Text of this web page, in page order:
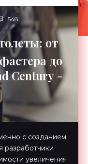
548
от
до
Century -
с созданием
разработчики
увеличения